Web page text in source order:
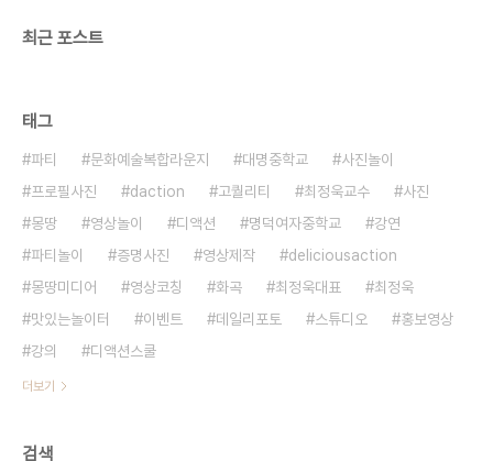
최근 포스트
태그
파티 문화예술복합라운지 대명중학교
사진놀이
프로필사진
daction 고퀄리티 최정욱교수
사진
몽땅
영상놀이 디액션 명덕여자중학교
강연
파티놀이
증명사진 영상제작
deliciousaction
몽땅미디어
영상코칭 화곡 최정욱대표
최정욱
맛있는놀이터
이벤트 데일리포토 스튜디오
홍보영상
강의
디액션스쿨
더보기
검색